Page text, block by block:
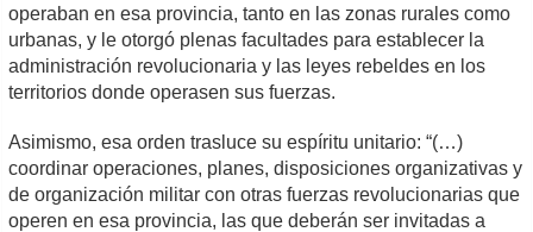
operaban en esa provincia, tanto en las zonas rurales como
urbanas, y le otorgó plenas facultades para establecer la
administración revolucionaria y las leyes rebeldes en los
territorios donde operasen sus fuerzas.
Asimismo, esa orden trasluce su espíritu unitario: “(…)
coordinar operaciones, planes, disposiciones organizativas y
de organización militar con otras fuerzas revolucionarias que
operen en esa provincia, las que deberán ser invitadas a